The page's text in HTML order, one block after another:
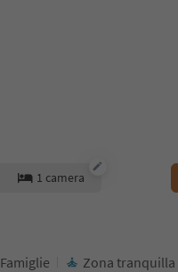
1 camera
Famiglie Zona tranquilla